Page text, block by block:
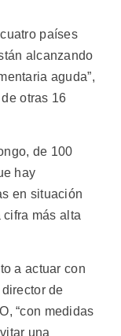
países
alcanzando
aguda”,
otras 16
de 100
hay
en situación
más alta
a actuar con
de
“con medidas
una